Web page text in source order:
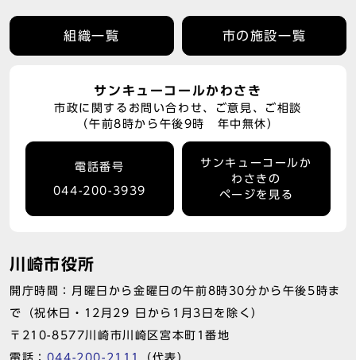
組織一覧 市の施設一覧
サンキューコールかわさき
市政に関するお問い合わせ、ご意見、ご相談
（午前8時から午後9時 年中無休）
電話番号
044-200-3939
サンキューコールか
わさきの
ページを見る
川崎市役所
開庁時間：月曜日から金曜日の午前8時30分から午後5時ま
で（祝休日・12月29 日から1月3日を除く）
〒210-8577川崎市川崎区宮本町1番地
電話： 044-200-2111 （代表）